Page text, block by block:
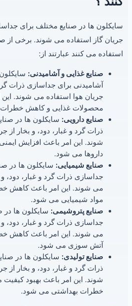
سایکلون ها در صنایع مختلف برای
جریان گاز استفاده می شوند. برخی از
استفاده می کنند عبارتند از:
صنایع غذایی و آشامیدنی:
آشامیدنی برای جداسازی ذرات گرد
جریان هوا استفاده می شوند. این
محصولات غذایی و کاهش
صنایع دارویی: سایکلون ها در
ذرات گرد و غبار، دود، و بخار از
شوند. این امر باعث افزایش
داروها می شود.
صنایع شیمیایی: سایکلون ها در
جداسازی ذرات گرد و غبار، دود، و
می شوند. این امر باعث کاهش
مواد شیمیایی می شود.
صنایع پتروشیمی: سایکلون ها در
جداسازی ذرات گرد و غبار، دود، و
می شوند. این امر باعث کاهش
آتش سوزی می شود.
صنایع تولیدی: سایکلون ها در
ذرات گرد و غبار، دود، و بخار از
شوند. این امر باعث بهبود
خطرات بهداشتی می شود.